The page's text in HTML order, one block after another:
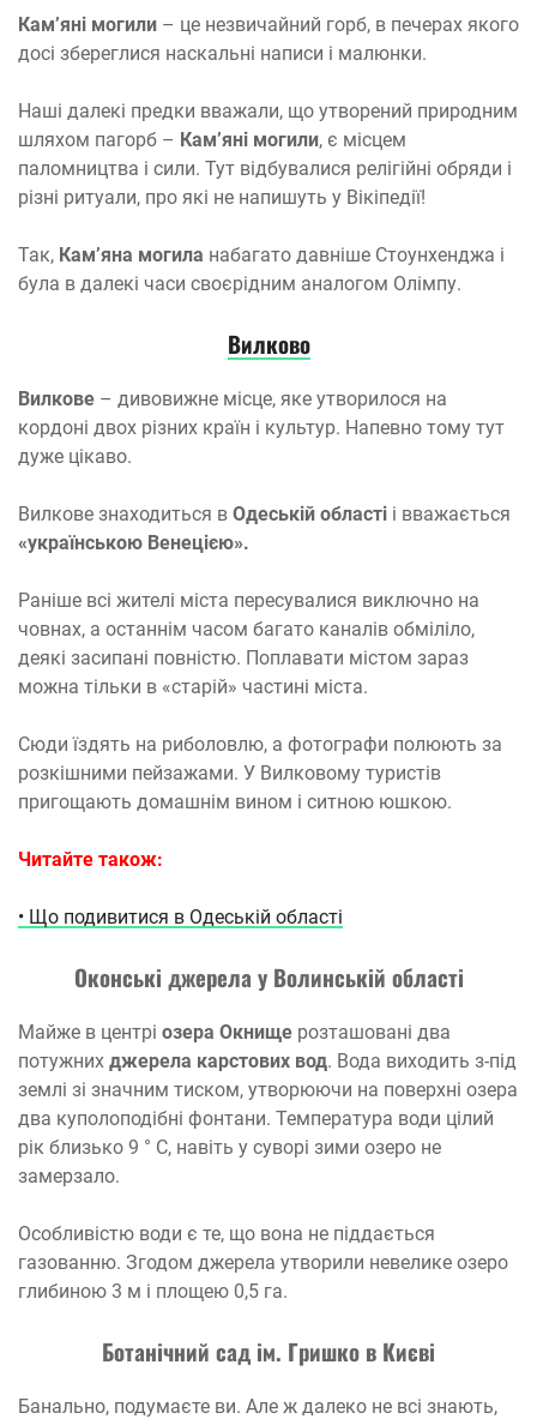
Кам’яні могили – це незвичайний горб, в печерах якого
досі збереглися наскальні написи і малюнки.
Наші далекі предки вважали, що утворений природним
шляхом пагорб – Кам’яні могили, є місцем
паломництва і сили. Тут відбувалися релігійні обряди і
різні ритуали, про які не напишуть у Вікіпедії!
Так, Кам’яна могила набагато давніше Стоунхенджа і
була в далекі часи своєрідним аналогом Олімпу.
Вилково
Вилкове – дивовижне місце, яке утворилося на
кордоні двох різних країн і культур. Напевно тому тут
дуже цікаво.
Вилкове знаходиться в Одеській області і вважається
«українською Венецією».
Раніше всі жителі міста пересувалися виключно на
човнах, а останнім часом багато каналів обміліло,
деякі засипані повністю. Поплавати містом зараз
можна тільки в «старій» частині міста.
Сюди їздять на риболовлю, а фотографи полюють за
розкішними пейзажами. У Вилковому туристів
пригощають домашнім вином і ситною юшкою.
Читайте також:
• Що подивитися в Одеській області
Оконські джерела у Волинській області
Майже в центрі озера Окнище розташовані два
потужних джерела карстових вод. Вода виходить з-під
землі зі значним тиском, утворюючи на поверхні озера
два куполоподібні фонтани. Температура води цілий
рік близько 9 ° С, навіть у суворі зими озеро не
замерзало.
Особливістю води є те, що вона не піддається
газованню. Згодом джерела утворили невелике озеро
глибиною 3 м і площею 0,5 га.
Ботанічний сад ім. Гришко в Києві
Банально, подумаєте ви. Але ж далеко не всі знають,